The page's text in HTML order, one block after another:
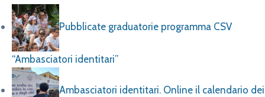
Pubblicate graduatorie programma CSV
“Ambasciatori identitari”
Ambasciatori identitari. Online il calendario dei